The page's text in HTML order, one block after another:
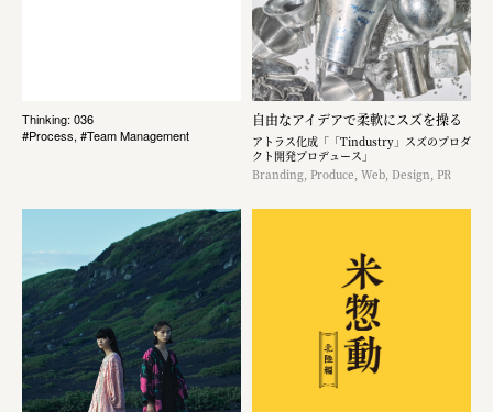
Thinking: 036
#Process, #Team Management
自由なアイデアで柔軟にスズを操る
アトラス化成「「Tindustry」スズのプロダ
クト開発プロデュース」
Branding, Produce, Web, Design, PR